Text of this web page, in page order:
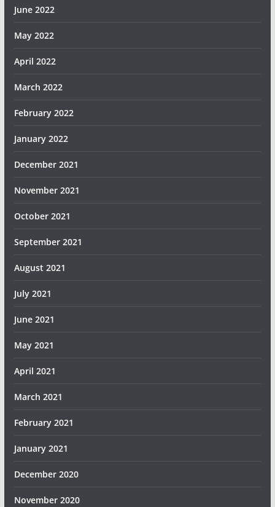
June 2022
May 2022
April 2022
March 2022
February 2022
January 2022
December 2021
November 2021
October 2021
September 2021
August 2021
July 2021
June 2021
May 2021
April 2021
March 2021
February 2021
January 2021
December 2020
November 2020